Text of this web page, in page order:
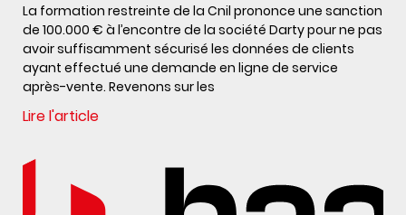
La formation restreinte de la Cnil prononce une sanction
de 100.000 € à l’encontre de la société Darty pour ne pas
avoir suffisamment sécurisé les données de clients
ayant effectué une demande en ligne de service
après-vente. Revenons sur les
Lire l'article